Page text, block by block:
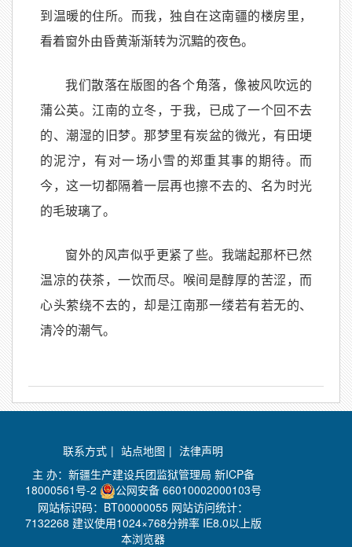
到温暖的住所。而我，独自在这南疆的楼房里，
看着窗外由昏黄渐渐转为沉黯的夜色。
我们散落在版图的各个角落，像被风吹远的
蒲公英。江南的立冬，于我，已成了一个回不去
的、潮湿的旧梦。那梦里有炭盆的微光，有田埂
的泥泞，有对一场小雪的郑重其事的期待。而
今，这一切都隔着一层再也擦不去的、名为时光
的毛玻璃了。
窗外的风声似乎更紧了些。我端起那杯已然
温凉的茯茶，一饮而尽。喉间是醇厚的苦涩，而
心头萦绕不去的，却是江南那一缕若有若无的、
清冷的潮气。
联系方式 | 站点地图 | 法律声明
主 办：新疆生产建设兵团监狱管理局 新ICP备
18000561号-2
公网安备 66010002000103号
网站标识码：BT00000055 网站访问统计：
7132268 建议使用1024×768分辨率 IE8.0以上版
本浏览器